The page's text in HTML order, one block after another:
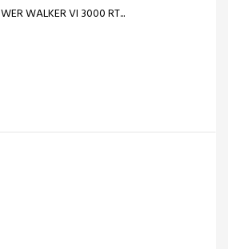
WALKER VI 3000 RT...